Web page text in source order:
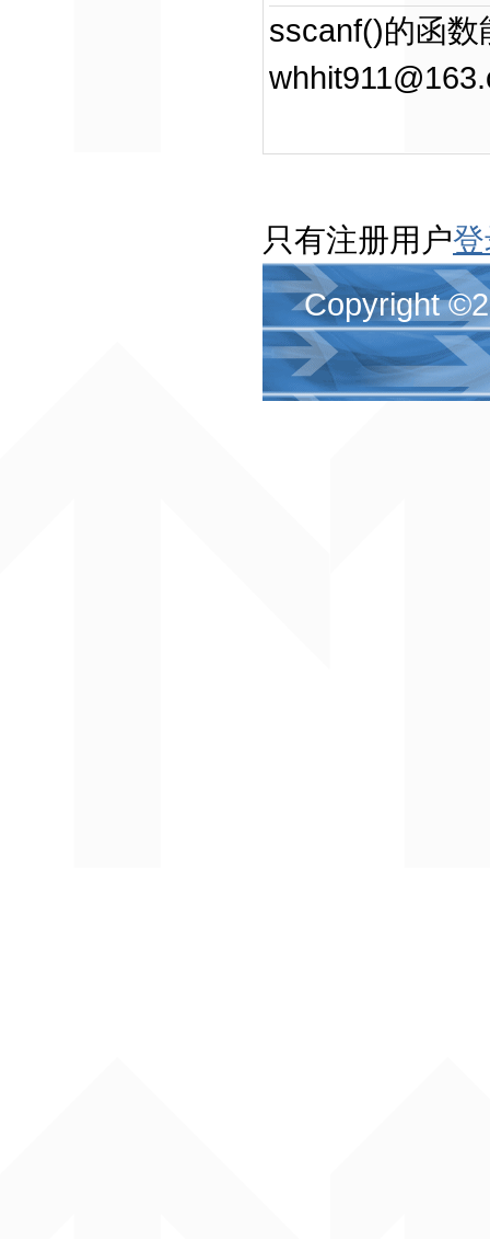
sscanf()的函数
只有注册用户
Copyright